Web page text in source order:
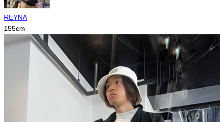
REYNA
155cm